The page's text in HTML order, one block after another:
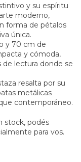
y su espíritu
moderno,
forma de pétalos
única.
y 70 cm de
y cómoda,
de lectura donde se
resalta por su
metálicas
contemporáneo.
stock, podés
para vos.